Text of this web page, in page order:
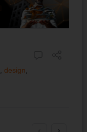
design